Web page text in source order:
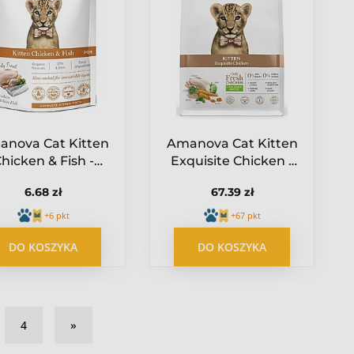
Cat Kitten
& Fish -
85g [P09]
6.68 zł
+6 pkt
DO KOSZYKA
Amanova Cat Kitten
Exquisite Chicken -
67.39 zł
+67 pkt
DO KOSZYKA
4 »